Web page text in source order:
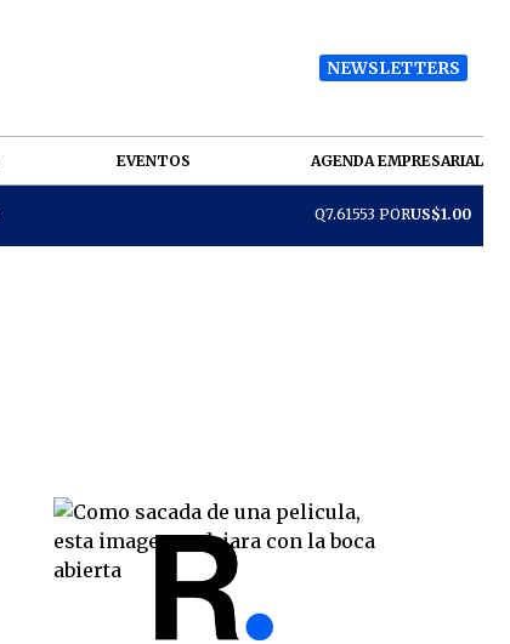
NEWSLETTERS
EVENTOS AGENDA EMPRESARIAL
Q7.61553 PORUS$1.00